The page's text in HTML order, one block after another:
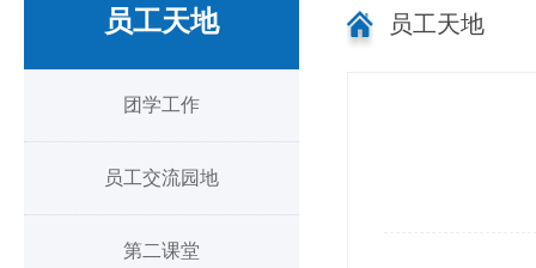
员工天地
团学工作
员工交流园地
第二课堂
员工天地